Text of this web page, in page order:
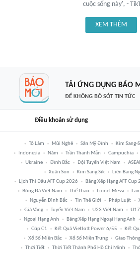
cuộc sống này', -
XEM THÊM
TẢI ỨNG DỤNG BÁO
ĐỂ KHÔNG BỎ SÓT TIN TỨC
Điều khoản sử dụng
Tô Lâm Mũi Nghê Sân Mỹ Đình Kim Sang-
Indonesia
Năm Trần Thanh Mẫn Campuchia
Ukraine
Đình Bắc Đội Tuyển Việt Nam
Xuân Son
Kim Sang Sik Liên Bang
Lịch Thi Đấu AFF Cup 2026
Bảng Xếp Hạng AFF Cup
Bóng Đá Việt Nam
Thể Thao Lionel Messi
Nguyễn Đình Bắc
Tin Thế Giới Pháp Luật
Giá Vàng
Tuyển Việt Nam U23 Việt Nam
Ngoại Hạng Anh
Bảng Xếp Hạng Ngoại Hạng Anh
Cúp C1
Kết Quả Vietlott Power 6/55 Kết
Xổ Số Miền Bắc
Xổ Số Miền Trung Giao Thông
Thời Tiết
Thời Tiết Thành Phố Hồ Chí Minh